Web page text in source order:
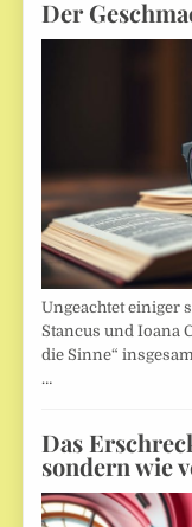
Der
Ungeachtet einiger
Stancus und Ioana
die Sinne“
…
Das
sondern wie